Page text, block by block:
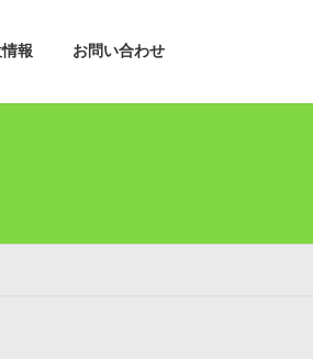
報 お問い合わせ